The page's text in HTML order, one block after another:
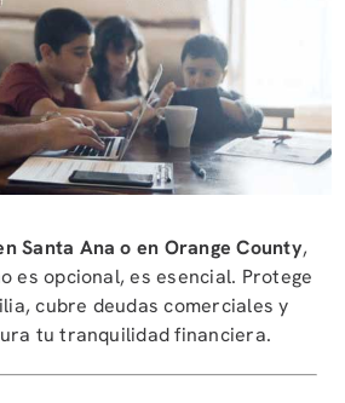
Santa Ana o en Orange County,
es opcional, es esencial. Protege
cubre deudas comerciales y
tu tranquilidad financiera.